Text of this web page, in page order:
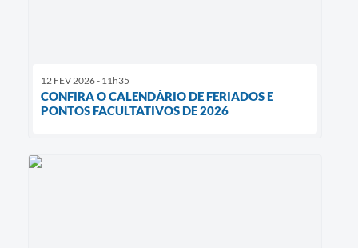
12 FEV 2026 - 11h35
CONFIRA O CALENDÁRIO DE FERIADOS E
PONTOS FACULTATIVOS DE 2026